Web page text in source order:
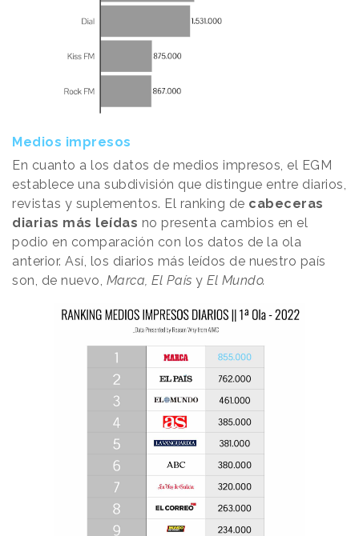
Medios impresos
En cuanto a los datos de medios impresos, el EGM
establece una subdivisión que distingue entre diarios,
revistas y suplementos. El ranking de cabeceras
diarias más leídas no presenta cambios en el
podio en comparación con los datos de la ola
anterior. Así, los diarios más leídos de nuestro país
son, de nuevo, Marca, El País y El Mundo.